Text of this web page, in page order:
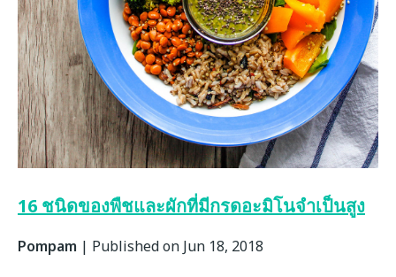
16 ชนิดของพืชและผักที่มีกรดอะมิโนจำเป็นสูง
Pompam | Published on Jun 18, 2018